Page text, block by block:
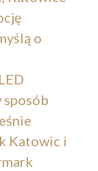
o
Katowic i